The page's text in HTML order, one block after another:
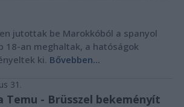
jutottak be Marokkóból a spanyol
18-an meghaltak, a hatóságok
ki. Bővebben...
31.
Temu - Brüsszel bekeményít